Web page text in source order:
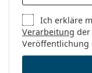
Ich erkläre
Verarbeitung der
Veröffentlichung